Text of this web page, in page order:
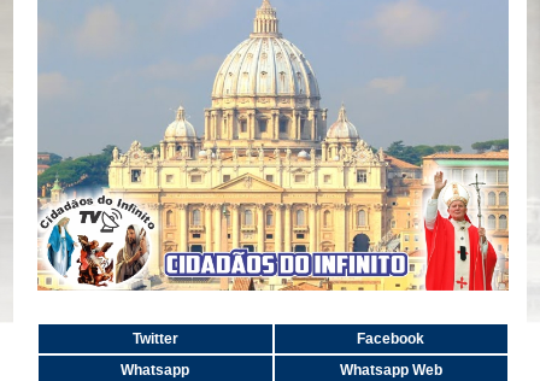
Twitter
Facebook
Whatsapp
Whatsapp Web